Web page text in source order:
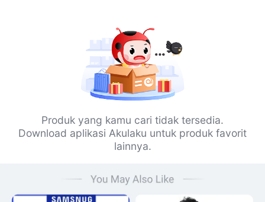
Produk yang kamu cari tidak tersedia.
Download aplikasi Akulaku untuk produk favorit
lainnya.